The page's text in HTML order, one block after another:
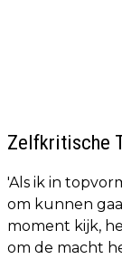
Zelfkritische
'Als ik in
om kunnen
moment kijk,
om de macht